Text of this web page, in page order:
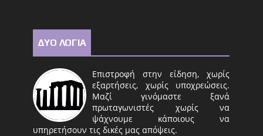
ΔΥΟ ΛΟΓΙΑ
Επιστροφή στην είδηση, χωρίς
εξαρτήσεις, χωρίς υποχρεώσεις.
Μαζί γινόμαστε ξανά
πρωταγωνιστές χωρίς να
ψάχνουμε κάποιους να
υπηρετήσουν τις δικές μας απόψεις.